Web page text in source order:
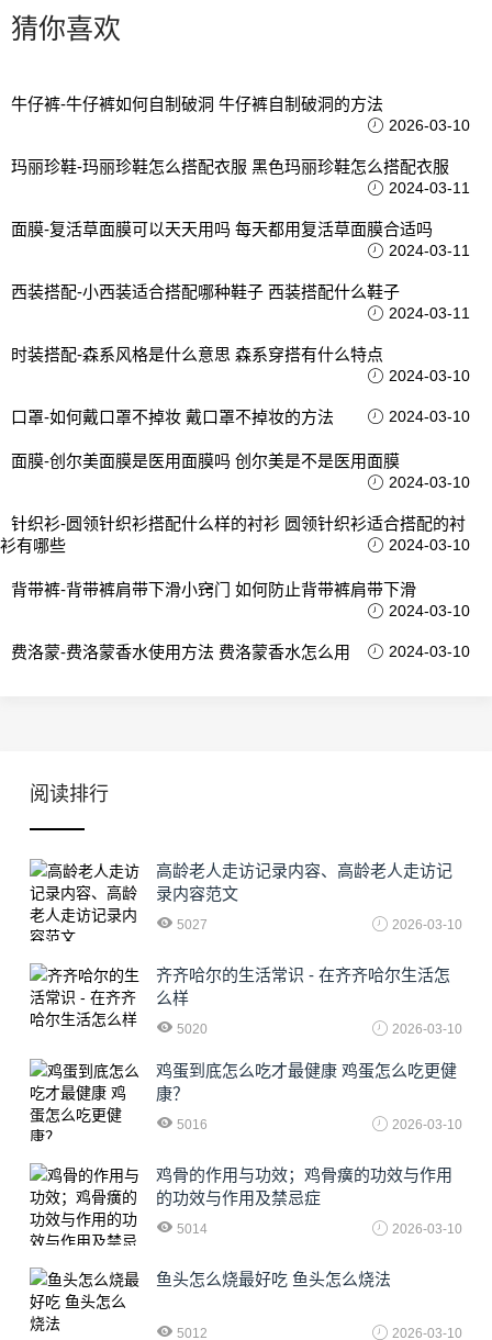
猜你喜欢
牛仔裤-牛仔裤如何自制破洞 牛仔裤自制破洞的方法
2026-03-10
玛丽珍鞋-玛丽珍鞋怎么搭配衣服 黑色玛丽珍鞋怎么搭配衣服
2024-03-11
面膜-复活草面膜可以天天用吗 每天都用复活草面膜合适吗
2024-03-11
西装搭配-小西装适合搭配哪种鞋子 西装搭配什么鞋子
2024-03-11
时装搭配-森系风格是什么意思 森系穿搭有什么特点
2024-03-10
口罩-如何戴口罩不掉妆 戴口罩不掉妆的方法 2024-03-10
面膜-创尔美面膜是医用面膜吗 创尔美是不是医用面膜
2024-03-10
针织衫-圆领针织衫搭配什么样的衬衫 圆领针织衫适合搭配的衬
衫有哪些
2024-03-10
背带裤-背带裤肩带下滑小窍门 如何防止背带裤肩带下滑
2024-03-10
费洛蒙-费洛蒙香水使用方法 费洛蒙香水怎么用 2024-03-10
阅读排行
高龄老人走访记录内容、高龄老人走访记
录内容范文
5027 2026-03-10
齐齐哈尔的生活常识 - 在齐齐哈尔生活怎
么样
5020 2026-03-10
鸡蛋到底怎么吃才最健康 鸡蛋怎么吃更健
康？
5016 2026-03-10
鸡骨的作用与功效；鸡骨癀的功效与作用
的功效与作用及禁忌症
5014 2026-03-10
鱼头怎么烧最好吃 鱼头怎么烧法
5012 2026-03-10